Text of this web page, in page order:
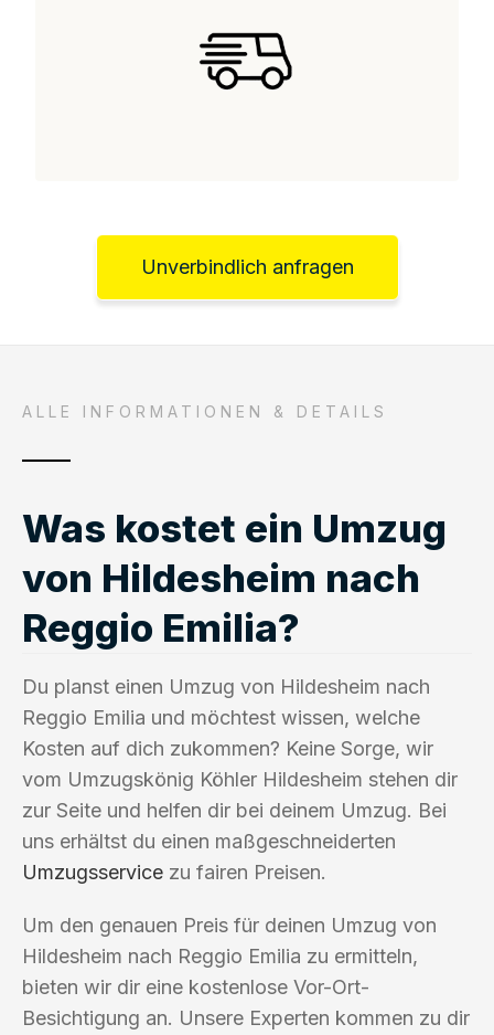
Unverbindlich anfragen
ALLE INFORMATIONEN & DETAILS
Was kostet ein Umzug
von Hildesheim nach
Reggio Emilia?
Du planst einen Umzug von Hildesheim nach
Reggio Emilia und möchtest wissen, welche
Kosten auf dich zukommen? Keine Sorge, wir
vom Umzugskönig Köhler Hildesheim stehen dir
zur Seite und helfen dir bei deinem Umzug. Bei
uns erhältst du einen maßgeschneiderten
Umzugsservice zu fairen Preisen.
Um den genauen Preis für deinen Umzug von
Hildesheim nach Reggio Emilia zu ermitteln,
bieten wir dir eine kostenlose Vor-Ort-
Besichtigung an. Unsere Experten kommen zu dir